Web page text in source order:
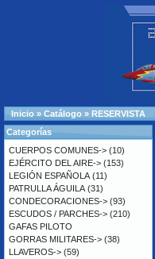
Inicio » Catálogo » RESERVISTA
Categorías
CUERPOS COMUNES-> (10)
EJÉRCITO DEL AIRE-> (153)
LEGIÓN ESPAÑOLA (11)
PATRULLA ÁGUILA (31)
CONDECORACIONES-> (93)
ESCUDOS / PARCHES-> (210)
GAFAS PILOTO
GORRAS MILITARES-> (38)
LLAVEROS-> (59)